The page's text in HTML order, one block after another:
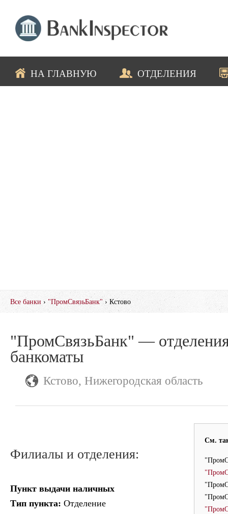
НА ГЛАВНУЮ ОТДЕЛЕНИЯ
Все банки › "ПромСвязьБанк" › Кстово
"ПромСвязьБанк" —
банкоматы
Кстово, Нижегородская область
См.
Филиалы и отделения:
Пункт выдачи наличных
Тип пункта: Отделение